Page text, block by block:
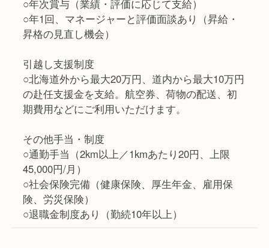
○年次賞与（業績・評価に応じて支給）
○年1回、マネージャーと評価面談あり（昇給・
昇格の見直し機会）
引越し支援制度
○北海道外から最大20万円、道内から最大10万円
の赴任支援金を支給。航空券、荷物の配送、初
期費用などにご利用いただけます。
その他手当・制度
○通勤手当（2km以上／1kmあたり20円、上限
45,000円/月）
○社会保険完備（健康保険、厚生年金、雇用保
険、労災保険）
○退職金制度あり（勤続10年以上）